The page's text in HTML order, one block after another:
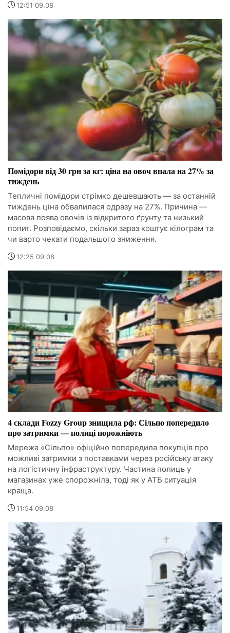
12:51 09.08
Помідори від 30 грн за кг: ціна на овоч впала на 27% за
тиждень
Тепличні помідори стрімко дешевшають — за останній
тиждень ціна обвалилася одразу на 27%. Причина —
масова поява овочів із відкритого ґрунту та низький
попит. Розповідаємо, скільки зараз коштує кілограм та
чи варто чекати подальшого зниження.
12:25 09.08
4 склади Fozzy Group знищила рф: Сільпо попередило
про затримки — полиці порожніють
Мережа «Сільпо» офіційно попередила покупців про
можливі затримки з поставками через російську атаку
на логістичну інфраструктуру. Частина полиць у
магазинах уже спорожніла, тоді як у АТБ ситуація
краща.
11:54 09.08